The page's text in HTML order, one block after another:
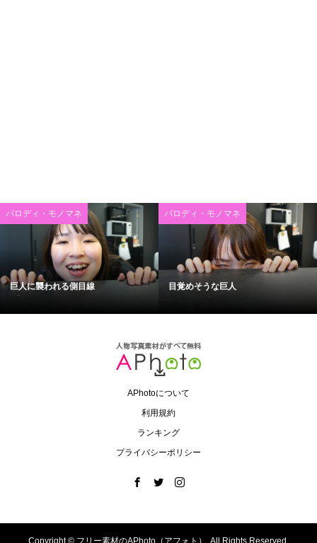
パロディ・モノマネ
巨人に襲われる側目線
パロディ・モノマネ
目覚めそうな巨人
APhotoについて
利用規約
ランキング
プライバシーポリシー